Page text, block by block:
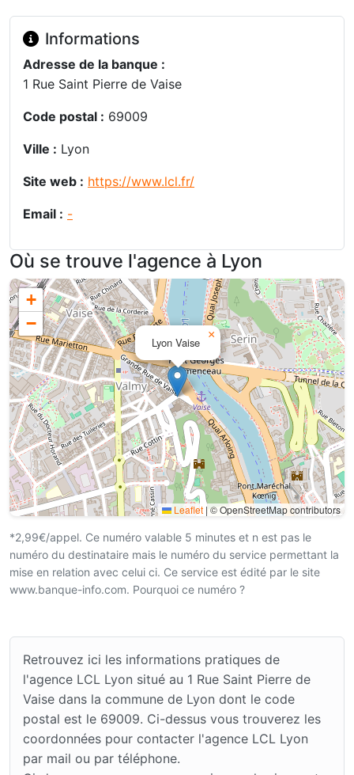
Informations
Adresse de la banque :
1 Rue Saint Pierre de Vaise
Code postal : 69009
Ville : Lyon
Site web : https://www.lcl.fr/
Email : -
Où se trouve l'agence à Lyon
Lyon Vaise
×
+
−
Leaflet | © OpenStreetMap contributors
*2,99€/appel. Ce numéro valable 5 minutes et n est pas le
numéro du destinataire mais le numéro du service permettant la
mise en relation avec celui ci. Ce service est édité par le site
www.banque-info.com. Pourquoi ce numéro ?
Retrouvez ici les informations pratiques de
l'agence LCL Lyon situé au 1 Rue Saint Pierre de
Vaise dans la commune de Lyon dont le code
postal est le 69009. Ci-dessus vous trouverez les
coordonnées pour contacter l'agence LCL Lyon
par mail ou par téléphone.